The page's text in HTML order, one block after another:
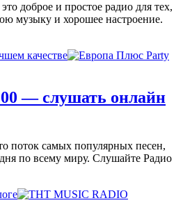
доброе и простое радио для тех,
музыку и хорошее настроение.
качестве
— слушать онлайн
поток самых популярных песен,
по всему миру. Слушайте Радио